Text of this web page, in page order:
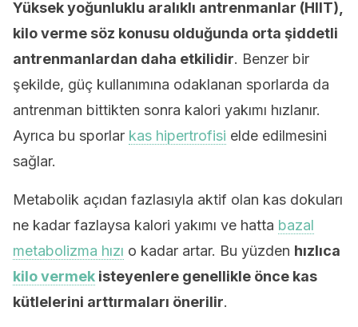
Yüksek yoğunluklu aralıklı antrenmanlar (HIIT),
kilo verme söz konusu olduğunda orta şiddetli
antrenmanlardan daha etkilidir. Benzer bir
şekilde, güç kullanımına odaklanan sporlarda da
antrenman bittikten sonra kalori yakımı hızlanır.
Ayrıca bu sporlar kas hipertrofisi elde edilmesini
sağlar.
Metabolik açıdan fazlasıyla aktif olan kas dokuları
ne kadar fazlaysa kalori yakımı ve hatta bazal
metabolizma hızı o kadar artar. Bu yüzden hızlıca
kilo vermek isteyenlere genellikle önce kas
kütlelerini arttırmaları önerilir.